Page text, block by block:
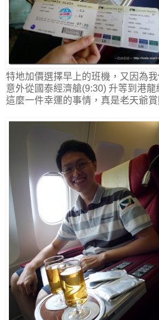
特地加價選擇早上的班機，又因為
意外從國泰經濟艙(9:30) 升等到港龍
這麼一件幸運的事情，真是老天爺